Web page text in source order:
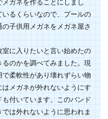
の球根を、暖かくなってきた3月植
ないことなのでしょうか。 球根の存
ビがなくならないときの対
介します
がなくならない…すすぎをしたのに
ガネを作ることにしまし
るくらいなので、プールの
子供用メガネをメガネ屋さ
に入りたいと言い始めたの
のかを調べてみました。現
柔軟性があり壊れずらい物
メガネが外れないようにす
付いています。このバンド
は外れないように思われま